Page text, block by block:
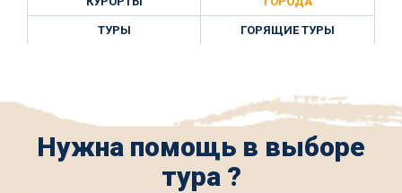
ТУРЫ ГОРЯЩИЕ ТУРЫ
Нужна помощь в выборе
тура ?